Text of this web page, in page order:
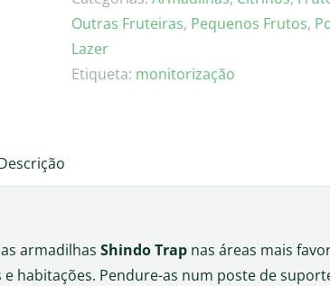
Outras Fruteiras, Pequenos Frutos,
Lazer
Etiqueta: monitorização
armadilhas Shindo Trap nas áreas mais
habitações. Pendure-as num poste de